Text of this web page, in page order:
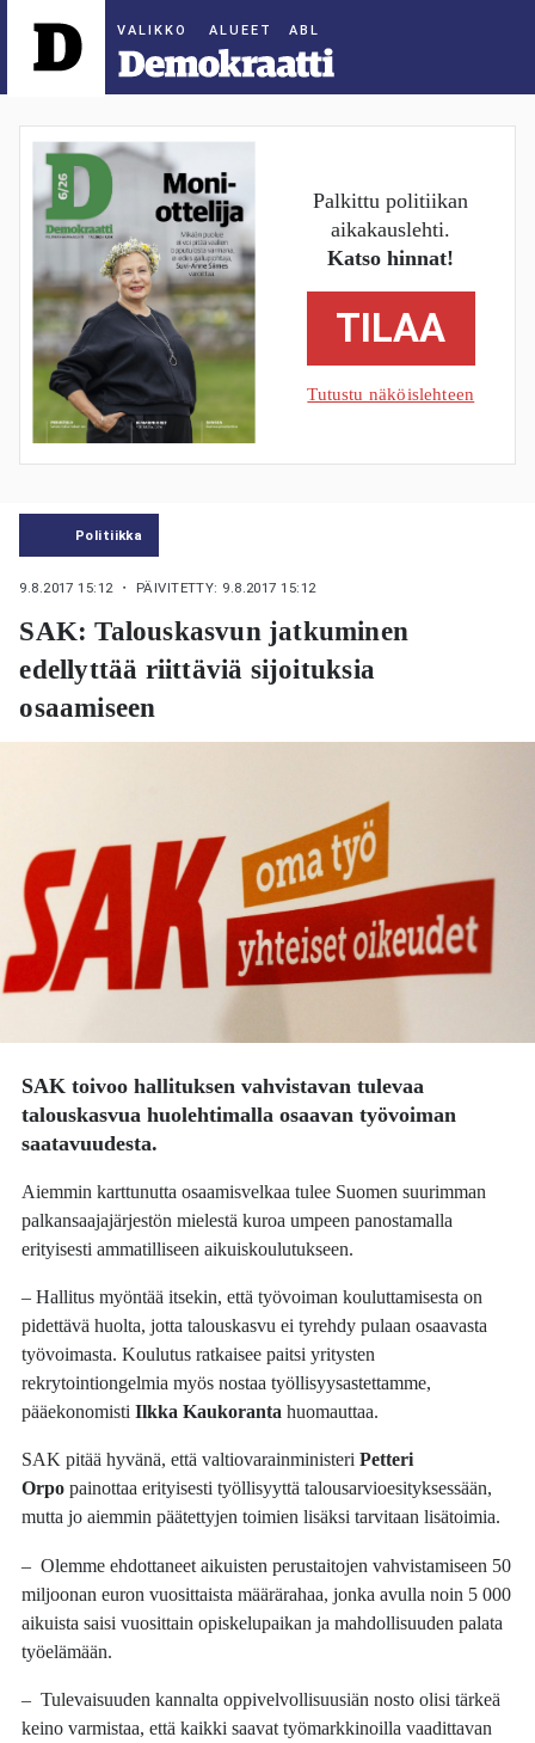
ALUEET
Palkittu politiikan
aikakauslehti.
Katso hinnat!
TILAA
Tutustu näköislehteen
Politiikka
9.8.2017 15:12 ・ PÄIVITETTY: 9.8.2017 15:12
SAK: Talouskasvun jatkuminen
edellyttää riittäviä sijoituksia
osaamiseen
SAK toivoo hallituksen vahvistavan tulevaa
talouskasvua huolehtimalla osaavan työvoiman
saatavuudesta.
Aiemmin karttunutta osaamisvelkaa tulee Suomen suurimman
palkansaajajärjestön mielestä kuroa umpeen panostamalla
erityisesti ammatilliseen aikuiskoulutukseen.
– Hallitus myöntää itsekin, että työvoiman kouluttamisesta on
pidettävä huolta, jotta talouskasvu ei tyrehdy pulaan osaavasta
työvoimasta. Koulutus ratkaisee paitsi yritysten
rekrytointiongelmia myös nostaa työllisyysastettamme,
pääekonomistiIlkka Kaukoranta huomauttaa.
SAK pitää hyvänä, että valtiovarainministeriPetteri
Orpopainottaa erityisesti työllisyyttä talousarvioesityksessään,
mutta jo aiemmin päätettyjen toimien lisäksi tarvitaan lisätoimia.
– Olemme ehdottaneet aikuisten perustaitojen vahvistamiseen 50
miljoonan euron vuosittaista määrärahaa, jonka avulla noin 5 000
aikuista saisi vuosittain opiskelupaikan ja mahdollisuuden palata
työelämään.
– Tulevaisuuden kannalta oppivelvollisuusiän nosto olisi tärkeä
keino varmistaa, että kaikki saavat työmarkkinoilla vaadittavan